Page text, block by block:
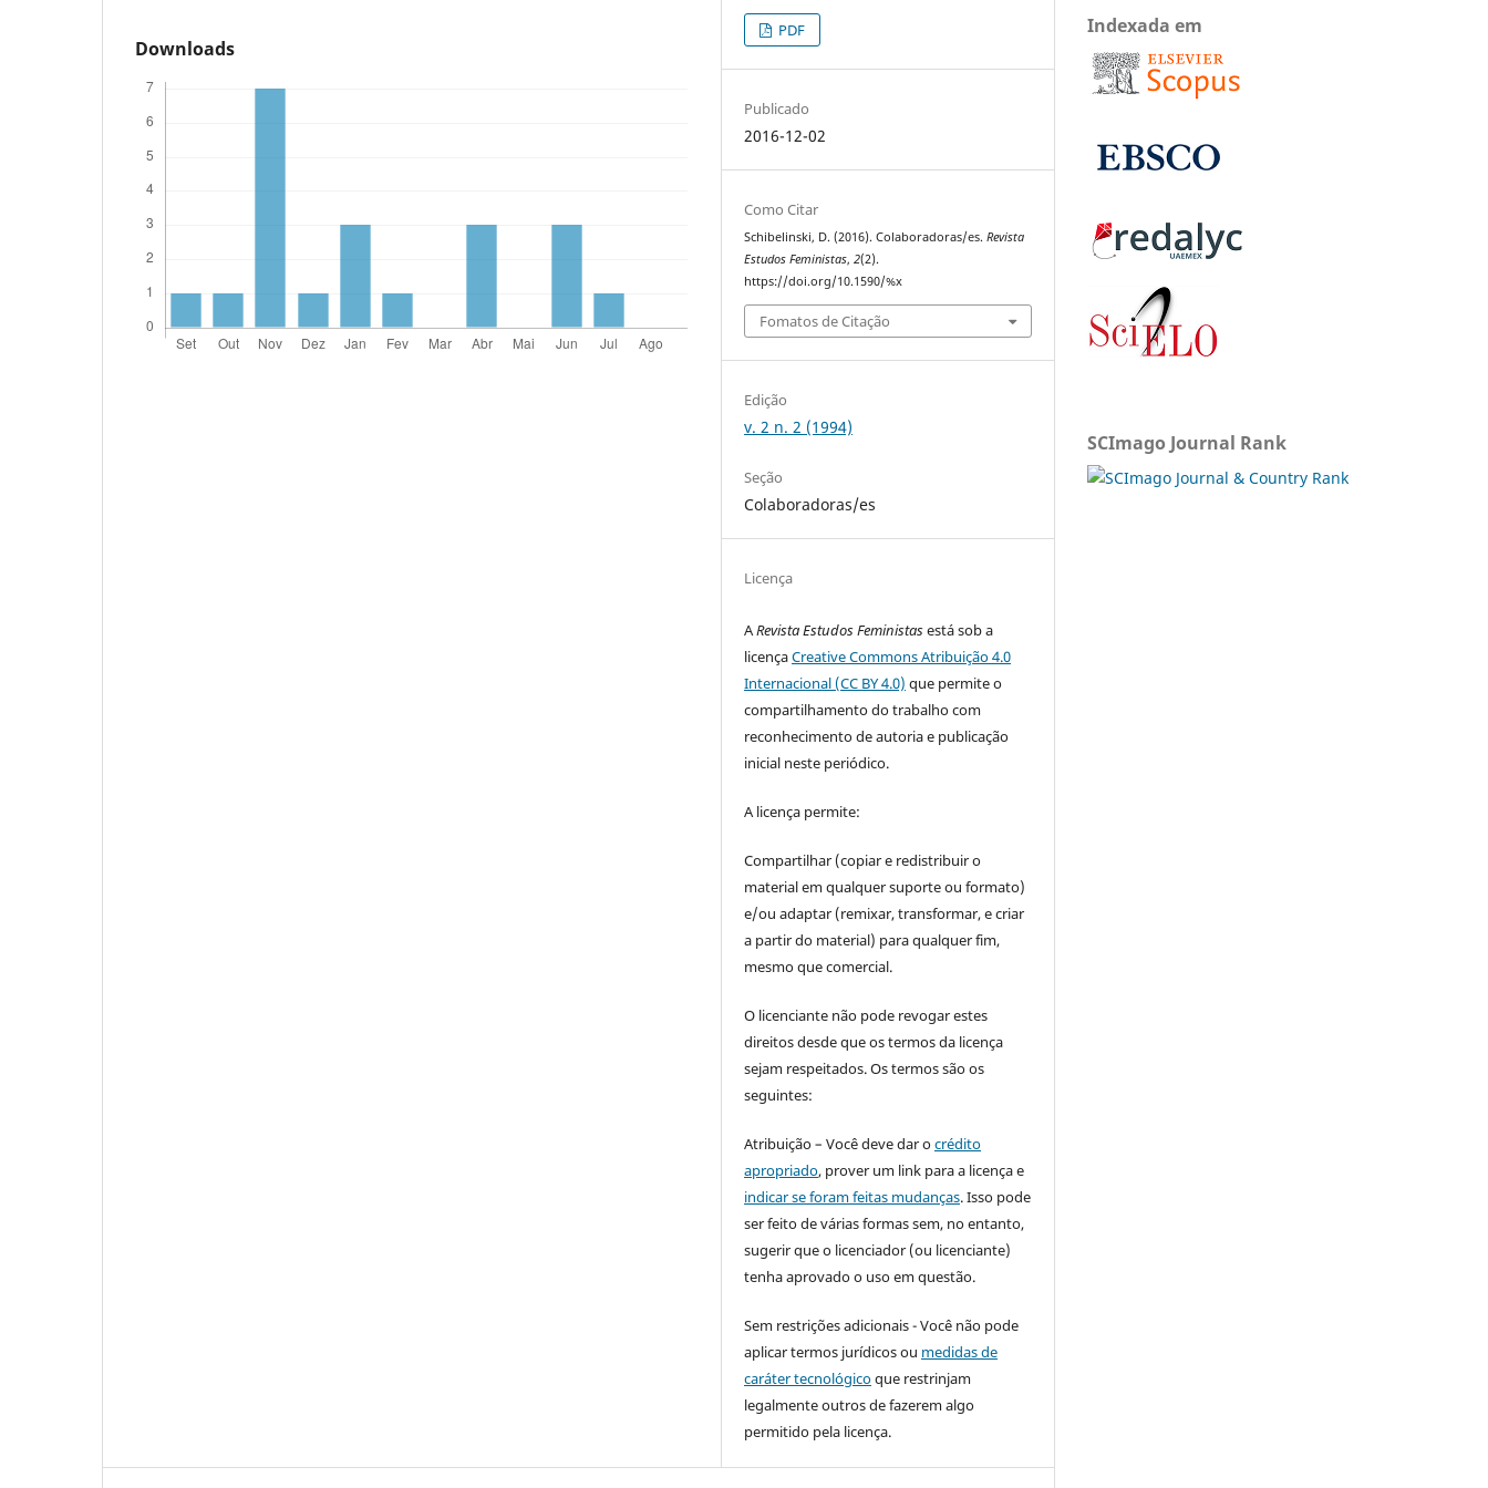
Downloads
PDF
Publicado
2016-12-02
Como Citar
Schibelinski, D. (2016). Colaboradoras/es.Revista
Estudos Feministas,2(2).
https://doi.org/10.1590/%x
Fomatos de Citação
Edição
v. 2 n. 2 (1994)
Seção
Colaboradoras/es
Licença
ARevista Estudos Feministasestá sob a
licençaCreative Commons Atribuição 4.0
Internacional (CC BY 4.0) que permite o
compartilhamento do trabalho com
reconhecimento de autoria e publicação
inicial neste periódico.
A licença permite:
Compartilhar (copiar e redistribuir o
material em qualquer suporte ou formato)
e/ou adaptar (remixar, transformar, e criar
a partir do material) para qualquer fim,
mesmo que comercial.
O licenciante não pode revogar estes
direitos desde que os termos da licença
sejam respeitados. Os termos são os
seguintes:
Atribuição – Você deve dar ocrédito
apropriado, prover um link para a licença e
indicar se foram feitas mudanças. Isso pode
ser feito de várias formas sem, no entanto,
sugerir que o licenciador (ou licenciante)
tenha aprovado o uso em questão.
Sem restrições adicionais - Você não pode
aplicar termos jurídicos ou medidas de
caráter tecnológicoque restrinjam
legalmente outros de fazerem algo
permitido pela licença.
Indexada em
SCImago Journal Rank